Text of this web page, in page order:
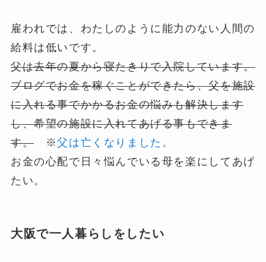
雇われでは、わたしのように能力のない人間の
給料は低いです。
父は去年の夏から寝たきりで入院しています。
ブログでお金を稼ぐことができたら、父を施設
に入れる事でかかるお金の悩みも解決します
し、希望の施設に入れてあげる事もできま
す。※父は亡くなりました。
お金の心配で日々悩んでいる母を楽にしてあげ
たい。
大阪で一人暮らしをしたい